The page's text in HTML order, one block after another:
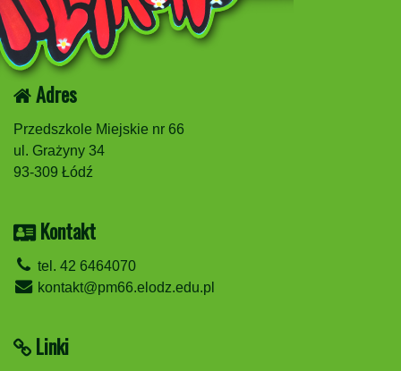
Adres
Przedszkole Miejskie nr 66
ul. Grażyny 34
93-309 Łódź
Kontakt
tel. 42 6464070
kontakt@pm66.elodz.edu.pl
Linki